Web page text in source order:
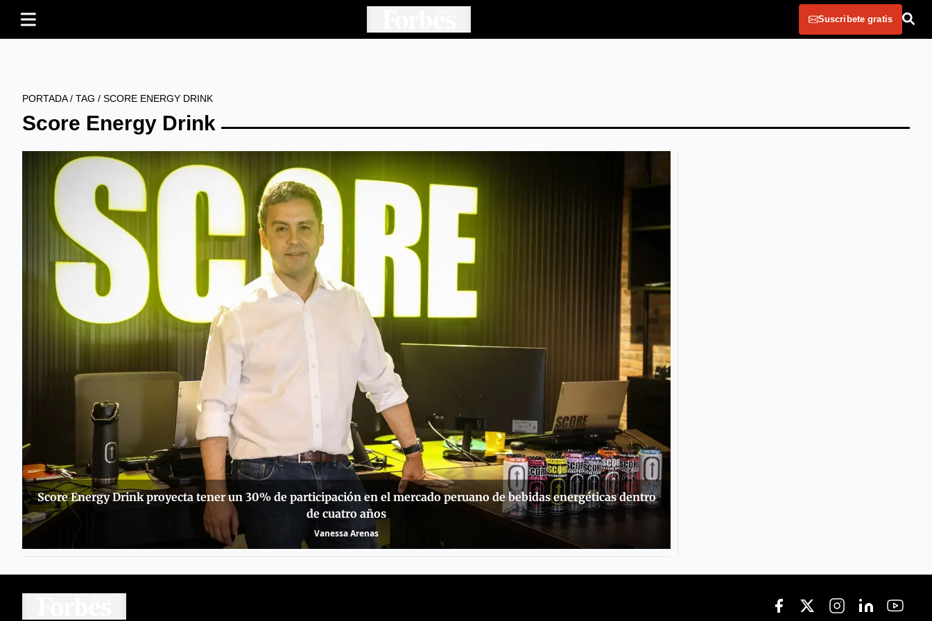
Suscribete gratis
PORTADA/ TAG / SCORE ENERGY DRINK
Score Energy Drink
Score Energy Drink proyecta tener un 30% de participación en el mercado peruano de bebidas energéticas dentro
de cuatro años
Vanessa Arenas